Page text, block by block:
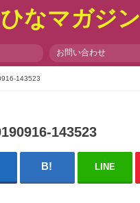
なマガジン
お問い合わせ
143523
143523
LINE